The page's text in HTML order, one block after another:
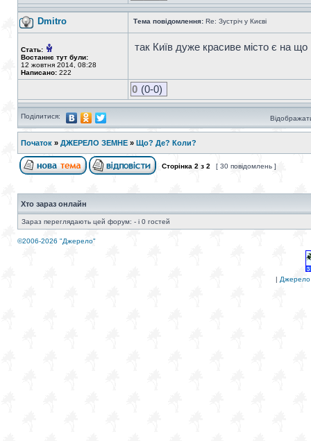
Dmitro Тема повідомлення: Re: Зустріч у Києві
Стать:
Востаннє тут були:
12 жовтня 2014, 08:28
Написано: 222
так Київ дуже красиве місто є на
0 (0-0)
Поділитися:
Початок » ДЖЕРЕЛО ЗЕМНЕ » Що? Де? Коли?
Сторінка 2 з 2 [ 30 повідомлень ]
Хто зараз онлайн
Зараз переглядають цей форум: - і 0 гостей
©2006-2026 "Джерело"
| Джерело